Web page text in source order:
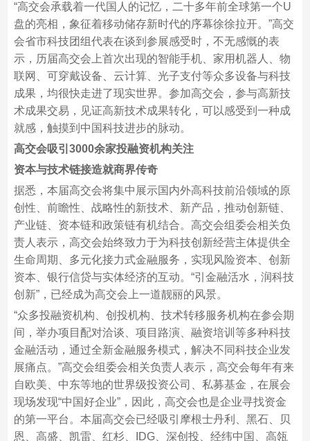
“高交会承载着一代国人的记忆，二十多年前全球第一个U
盘的亮相，象征着移动储存新时代的序幕徐徐拉开。”高交
会省市科技团组代表在谈到参展感受时，不无感慨的表
示，历届高交会上首次出现的智能手机、家用机器人、物
联网、可穿戴设备、云计算、光子支付等众多设备与科技
成果，均很快走进了现实世界。参加高交会，参与高新技
术成果交易，见证高新技术成果转化，可以感受到一种成
就感，触摸到中国科技进步的脉动。
高交会吸引3000余家投融资机构关注
资本与技术链接造就商界传奇
据悉，本届高交会将集中展示国内外高科技前沿领域的原
创性、前瞻性、战略性的新技术、新产品，推动创新链、
产业链、资本链和政策链有机结合。高交会组委会相关负
责人表示，高交会始终致力于为科技创新经营主体提供全
生命周期、多元化接力式金融服务，实现风险资本、创新
资本、银行信贷与实体经济的互动。“引金融活水，润科技
创新”，已经成为高交会上一道靓丽的风景。
“众多投融资机构、创投机构、技术转移服务机构在参会期
间，举办项目配对洽谈、项目路演、融资培训等多种科技
金融活动，通过全新金融服务模式，解决不同科技企业发
展痛点。”高交会组委会相关负责人表示，高交会每年有来
自欧美、中东等地的世界级投资公司、私募基金，在展会
现场发现“中国好企业”，因此，高交会也是企业寻找资金
的第一平台。本届高交会已经吸引摩根士丹利、黑石、贝
恩、高盛、凯雷、红杉、IDG、深创投、经纬中国、高瓴